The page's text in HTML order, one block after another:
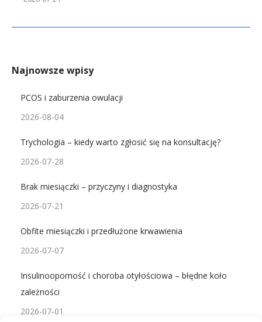
Najnowsze wpisy
PCOS i zaburzenia owulacji
2026-08-04
Trychologia – kiedy warto zgłosić się na konsultację?
2026-07-28
Brak miesiączki – przyczyny i diagnostyka
2026-07-21
Obfite miesiączki i przedłużone krwawienia
2026-07-07
Insulinooporność i choroba otyłościowa – błędne koło
zależności
2026-07-01